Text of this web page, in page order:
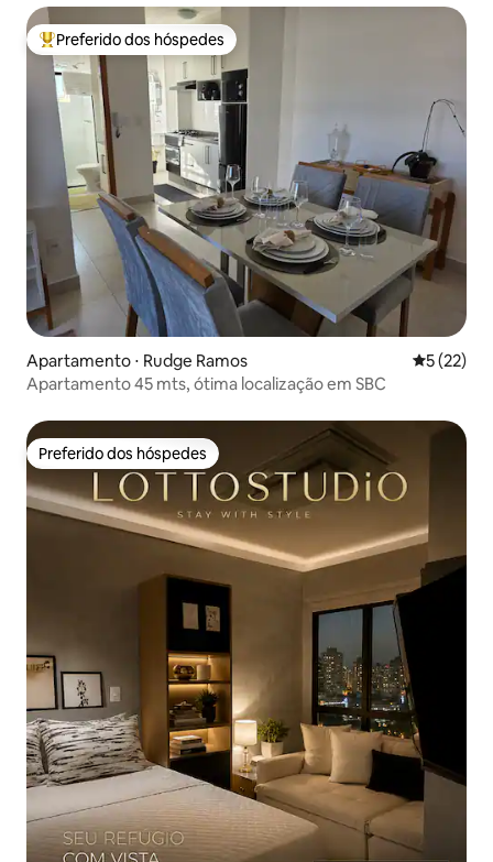
Entre os melhores preferidos dos hóspedes
Preferido dos hóspedes
Apartamento ⋅ Rudge Ramos 5 de uma
5 (22)
Apartamento 45 mts, ótima localização em SBC
Preferido dos hóspedes
Preferido dos hóspedes